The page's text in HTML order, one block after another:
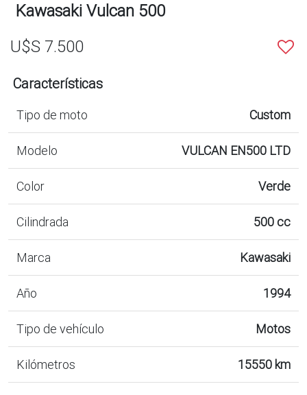
Kawasaki Vulcan 500
U$S 7.500
Características
Tipo de moto Custom
Modelo VULCAN EN500 LTD
Color Verde
Cilindrada 500 cc
Marca Kawasaki
Año 1994
Tipo de vehículo Motos
Kilómetros 15550 km